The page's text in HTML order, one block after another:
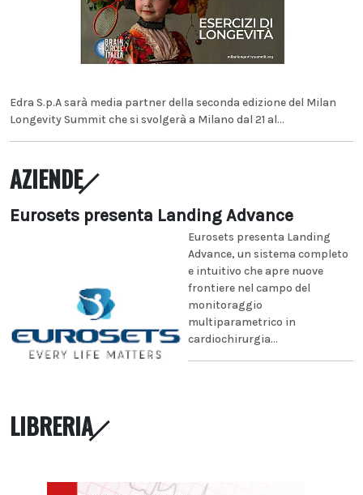
Edra S.p.A sarà media partner della seconda edizione del Milan
Longevity Summit che si svolgerà a Milano dal 21 al...
AZIENDE
Eurosets presenta Landing Advance
Eurosets presenta Landing
Advance, un sistema completo
e intuitivo che apre nuove
frontiere nel campo del
monitoraggio
multiparametrico in
cardiochirurgia...
LIBRERIA